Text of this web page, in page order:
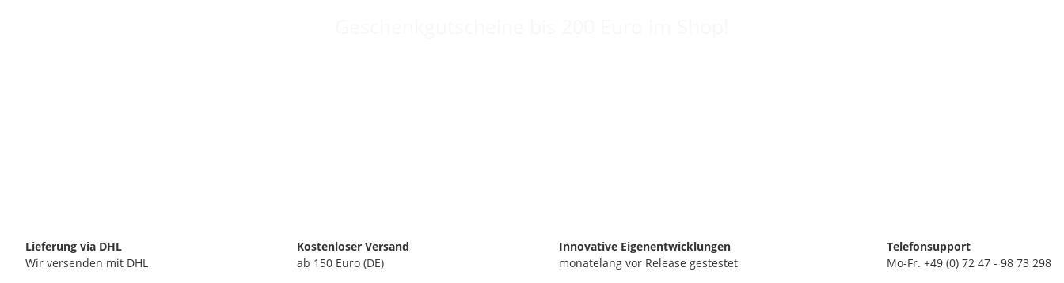
Lieferung via DHL
Wir versenden mit DHL
Kostenloser Versand
ab 150 Euro (DE)
Innovative Eigenentwicklungen
monatelang vor Release gestestet
Telefonsupport
Mo-Fr. +49 (0) 72 47 - 98 73 298